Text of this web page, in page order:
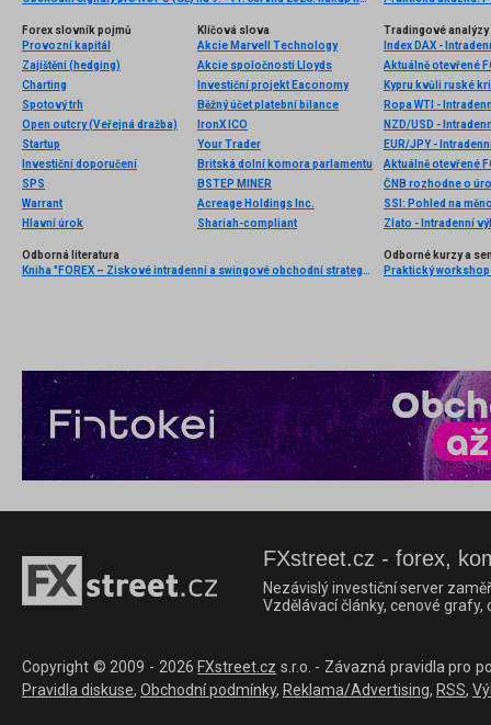
Forex slovník pojmů
Provozní kapitál
Zajištění (hedging)
Charting
Spotový trh
Open outcry (Veřejná dražba)
Startup
Investiční doporučení
SPS
Warrant
Hlavní úrok
Klíčová slova
Akcie Marvell Technology
Akcie spoločnosti Lloyds
Investiční projekt Eaconomy
Běžný účet platební bilance
IronX ICO
Your Trader
Britská dolní komora parlamentu
BSTEP MINER
Acreage Holdings Inc.
Shariah-compliant
Tradingové analýzy
Index DAX -
Aktuálně otevřené
Kypru kvůli ruské
Ropa WTI -
NZD/USD -
EUR/JPY -
Aktuálně otevřené
ČNB rozhodne o
SSI: Pohled na
Zlato - Intradenní
Odborná literatura
Kniha "FOREX – Ziskové intradenní a swingové obchodní strategie" od Kathy Lien vychází v češtině!
Odborné kurzy a
FXstreet.cz - forex,
Nezávislý investiční server
Vzdělávací články, cenové
Copyright © 2009 - 2026 FXstreet.cz s.r.o. - Závazná pravidla pro
Pravidla diskuse, Obchodní podmínky, Reklama/Advertising, RSS,